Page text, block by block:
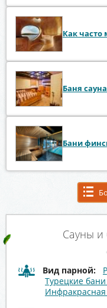
Как часто
Баня
Бани
Сауны и
Вид парной:
Турецкие
Инфракрасная